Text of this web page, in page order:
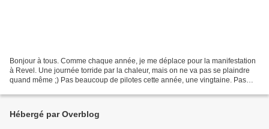
Bonjour à tous. Comme chaque année, je me déplace pour la manifestation
à Revel. Une journée torride par la chaleur, mais on ne va pas se plaindre
quand même ;) Pas beaucoup de pilotes cette année, une vingtaine. Pas
Hébergé par Overblog